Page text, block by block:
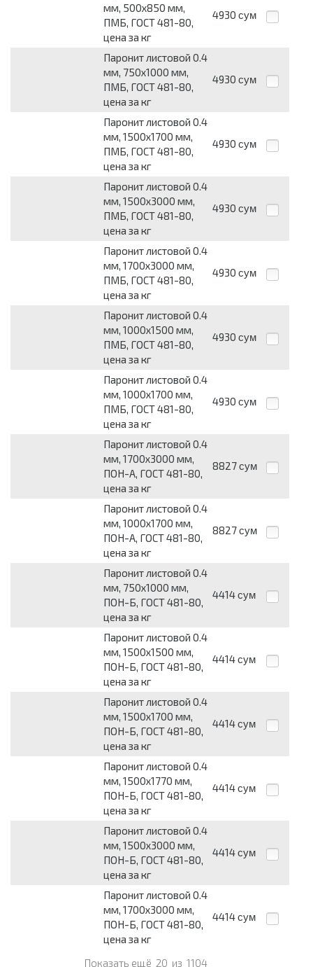
мм, 500х850 мм,
ПМБ, ГОСТ 481-80,
цена за кг
4930 сум
Паронит листовой 0.4
мм, 750х1000 мм,
ПМБ, ГОСТ 481-80,
цена за кг
4930 сум
Паронит листовой 0.4
мм, 1500х1700 мм,
ПМБ, ГОСТ 481-80,
цена за кг
4930 сум
Паронит листовой 0.4
мм, 1500х3000 мм,
ПМБ, ГОСТ 481-80,
цена за кг
4930 сум
Паронит листовой 0.4
мм, 1700х3000 мм,
ПМБ, ГОСТ 481-80,
цена за кг
4930 сум
Паронит листовой 0.4
мм, 1000х1500 мм,
ПМБ, ГОСТ 481-80,
цена за кг
4930 сум
Паронит листовой 0.4
мм, 1000х1700 мм,
ПМБ, ГОСТ 481-80,
цена за кг
4930 сум
Паронит листовой 0.4
мм, 1700х3000 мм,
ПОН-А, ГОСТ 481-80,
цена за кг
8827 сум
Паронит листовой 0.4
мм, 1000х1700 мм,
ПОН-А, ГОСТ 481-80,
цена за кг
8827 сум
Паронит листовой 0.4
мм, 750х1000 мм,
ПОН-Б, ГОСТ 481-80,
цена за кг
4414 сум
Паронит листовой 0.4
мм, 1500х1500 мм,
ПОН-Б, ГОСТ 481-80,
цена за кг
4414 сум
Паронит листовой 0.4
мм, 1500х1700 мм,
ПОН-Б, ГОСТ 481-80,
цена за кг
4414 сум
Паронит листовой 0.4
мм, 1500х1770 мм,
ПОН-Б, ГОСТ 481-80,
цена за кг
4414 сум
Паронит листовой 0.4
мм, 1500х3000 мм,
ПОН-Б, ГОСТ 481-80,
цена за кг
4414 сум
Паронит листовой 0.4
мм, 1700х3000 мм,
ПОН-Б, ГОСТ 481-80,
цена за кг
4414 сум
Показать ещё 20 из 1104